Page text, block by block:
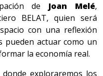
de Joan Melé,
BELAT, quien será
con una reflexión
pueden actuar como un
la economía real.
exploraremos los